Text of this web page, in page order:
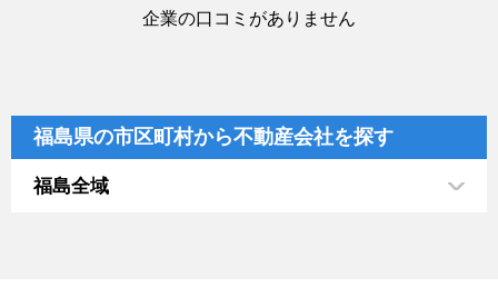
企業の口コミがありません
福島県の市区町村から不動産会社を探す
福島全域